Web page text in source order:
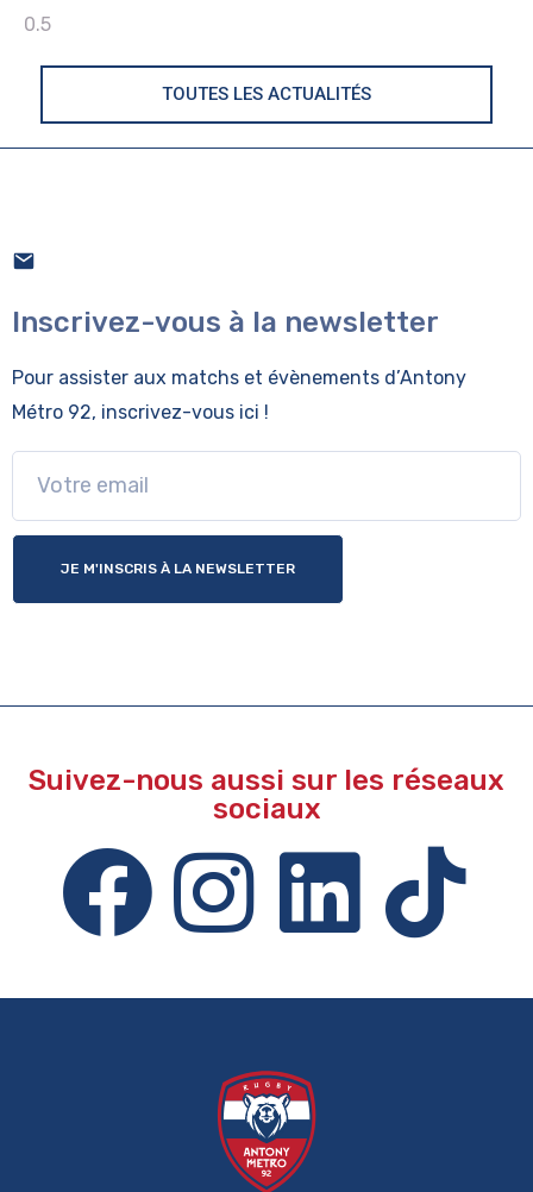
TOUTES LES ACTUALITÉS
Inscrivez-vous à la newsletter
Pour assister aux matchs et évènements d’Antony
Métro 92, inscrivez-vous ici !
JE M'INSCRIS À LA NEWSLETTER
Suivez-nous aussi sur les réseaux
sociaux